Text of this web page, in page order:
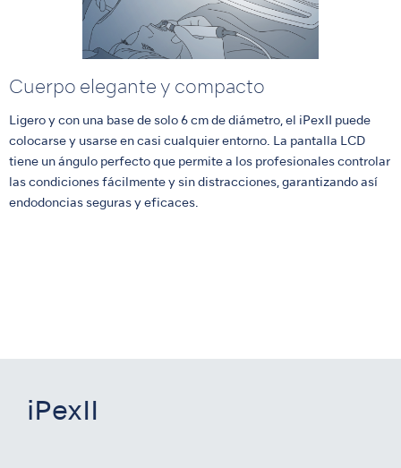
Cuerpo elegante y compacto
Ligero y con una base de solo 6 cm de diámetro, el iPexII puede
colocarse y usarse en casi cualquier entorno. La pantalla LCD
tiene un ángulo perfecto que permite a los profesionales controlar
las condiciones fácilmente y sin distracciones, garantizando así
endodoncias seguras y eficaces.
iPexII